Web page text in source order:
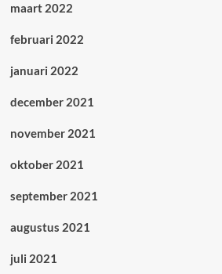
maart 2022
februari 2022
januari 2022
december 2021
november 2021
oktober 2021
september 2021
augustus 2021
juli 2021